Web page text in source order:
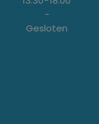
-
Gesloten